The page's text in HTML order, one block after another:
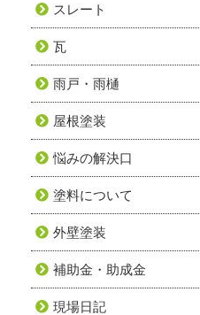
スレート
瓦
雨戸・雨樋
屋根塗装
悩みの解決口
塗料について
外壁塗装
補助金・助成金
現場日記